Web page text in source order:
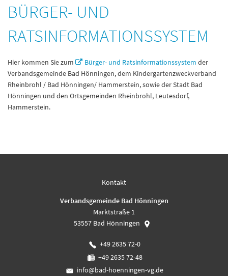
Bürger-
und
Ratsinformationssystem
BÜRGER- UND
RATSINFORMATIONSSYSTEM
Hier kommen Sie zum Bürger- und Ratsinformationssystem der
Verbandsgemeinde Bad Hönningen, dem Kindergartenzweckverband
Rheinbrohl / Bad Hönningen/ Hammerstein, sowie der Stadt Bad
Hönningen und den Ortsgemeinden Rheinbrohl, Leutesdorf,
Hammerstein.
Kontakt
Verbandsgemeinde Bad Hönningen
Marktstraße 1
53557 Bad Hönningen
+49 2635 72-0
+49 2635 72-48
info@bad-hoenningen-vg.de